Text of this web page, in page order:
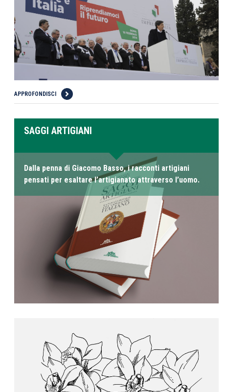
APPROFONDISCI
SAGGI ARTIGIANI
Dalla penna di Giacomo Basso, i racconti artigiani
pensati per esaltare l’artigianato attraverso l’uomo.